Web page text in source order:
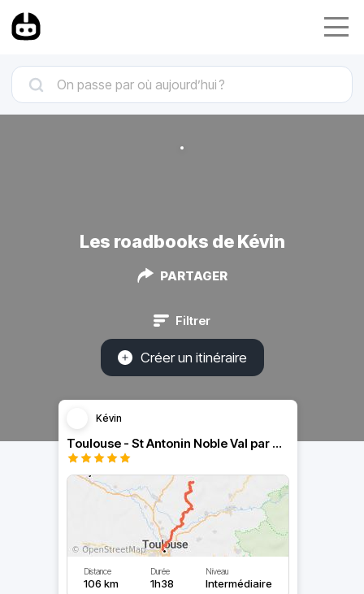
Les roadbooks de Kévin
PARTAGER
Filtrer
Créer un itinéraire
Kévin
Toulouse - St Antonin Noble Val par Montjoire et Puycelsi
Distance
106 km
Durée
1h38
Niveau
Intermédiaire